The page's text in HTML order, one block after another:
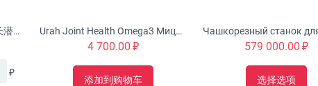
投资 UDMPAY：具有全球增长潜力的微型企业的革命性解决方案
₽
Urah Joint Health Omega3 Мицеллярный крем с глюкозамином питает, омолаживает и укрепляет суставы
4 700.00 ₽
添加到购物车
579 000.00 ₽
选择选项